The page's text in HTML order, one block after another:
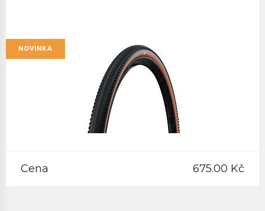
NOVINKA
Cena 675.00 Kč